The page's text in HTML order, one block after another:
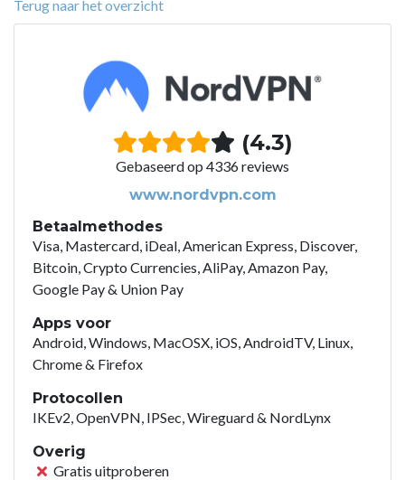
Terug naar het overzicht
(4.3)
Gebaseerd op 4336 reviews
www.nordvpn.com
Betaalmethodes
Visa, Mastercard, iDeal, American Express, Discover,
Bitcoin, Crypto Currencies, AliPay, Amazon Pay,
Google Pay & Union Pay
Apps voor
Android, Windows, MacOSX, iOS, AndroidTV, Linux,
Chrome & Firefox
Protocollen
IKEv2, OpenVPN, IPSec, Wireguard & NordLynx
Overig
Gratis uitproberen